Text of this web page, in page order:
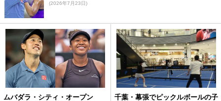
(2026年7月23日)
ムバダラ・シティ・オープン
千葉・幕張でピックルボールの子